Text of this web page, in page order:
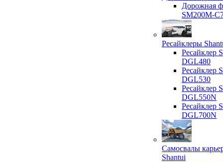
Дорожная
SM200M-
Ресайклеры
Ресайклер
DGL480
Ресайклер
DGL530
Ресайклер
DGL550N
Ресайклер
DGL700N
Самосвалы
Shantui